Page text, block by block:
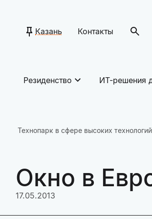
Казань Контакты
Резиденство ИТ-решения
Технопарк в сфере высоких
Окно в
17.05.2013